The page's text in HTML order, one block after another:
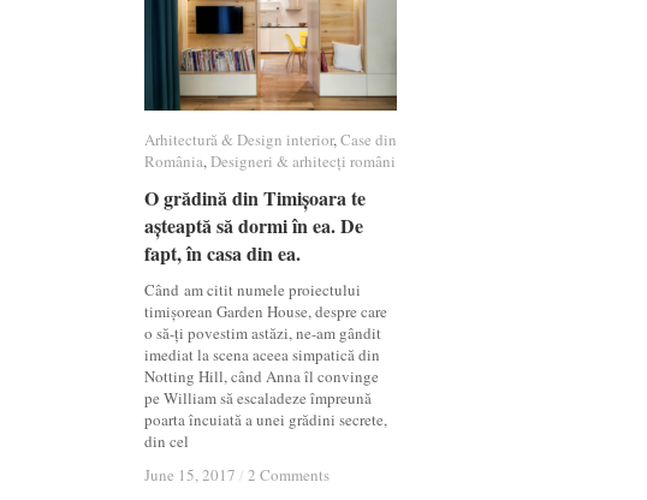
Arhitectură & Design interior,Case din
România,Designeri & arhitecți români
O grădină din Timișoara te
așteaptă să dormi în ea. De
fapt, în casa din ea.
Când am citit numele proiectului
timișorean Garden House, despre care
o să-ți povestim astăzi, ne-am gândit
imediat la scena aceea simpatică din
Notting Hill, când Anna îl convinge
pe William să escaladeze împreună
poarta încuiată a unei grădini secrete,
din cel
June 15, 2017 / 2 Comments
Arhitectură & Design interior Case din
România Designeri & arhitecți români
O grădină din Timișoara te
așteaptă să dormi în ea. De
fapt, în casa din ea.
June 15, 2017 / 2 Comments